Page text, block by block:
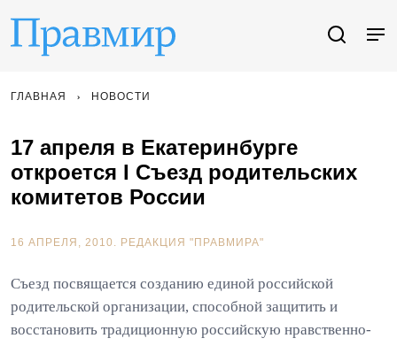
ГЛАВНАЯ НОВОСТИ
17 апреля в Екатеринбурге
откроется I Съезд родительских
комитетов России
16 АПРЕЛЯ, 2010. РЕДАКЦИЯ "ПРАВМИРА"
Съезд посвящается созданию единой российской
родительской организации, способной защитить и
восстановить традиционную российскую нравственно-